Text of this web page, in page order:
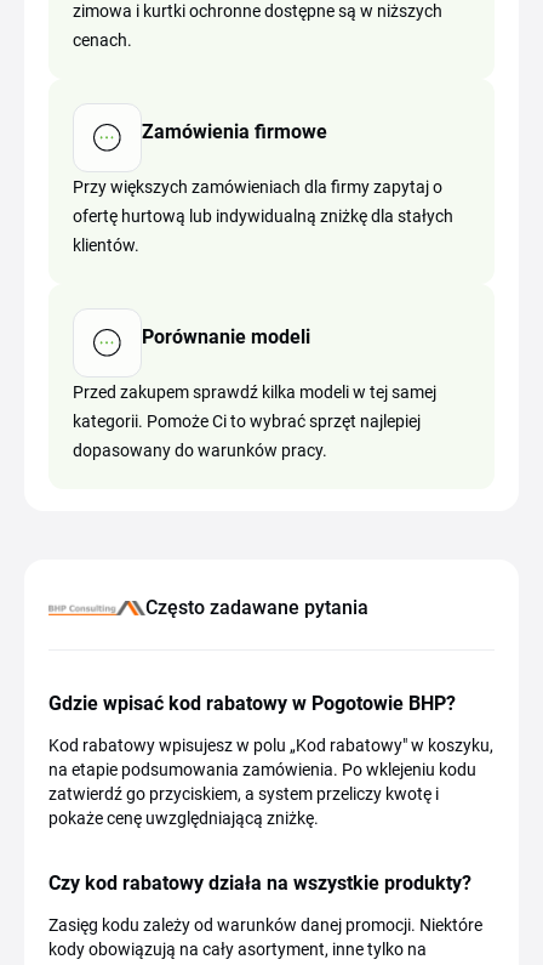
zimowa i kurtki ochronne dostępne są w niższych
cenach.
Zamówienia firmowe
Przy większych zamówieniach dla firmy zapytaj o
ofertę hurtową lub indywidualną zniżkę dla stałych
klientów.
Porównanie modeli
Przed zakupem sprawdź kilka modeli w tej samej
kategorii. Pomoże Ci to wybrać sprzęt najlepiej
dopasowany do warunków pracy.
Często zadawane pytania
Gdzie wpisać kod rabatowy w Pogotowie BHP?
Kod rabatowy wpisujesz w polu „Kod rabatowy" w koszyku,
na etapie podsumowania zamówienia. Po wklejeniu kodu
zatwierdź go przyciskiem, a system przeliczy kwotę i
pokaże cenę uwzględniającą zniżkę.
Czy kod rabatowy działa na wszystkie produkty?
Zasięg kodu zależy od warunków danej promocji. Niektóre
kody obowiązują na cały asortyment, inne tylko na